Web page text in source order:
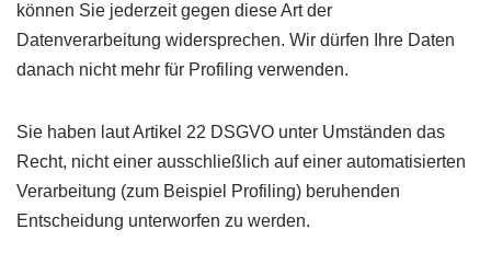
können Sie jederzeit gegen diese Art der
Datenverarbeitung widersprechen. Wir dürfen Ihre Daten
danach nicht mehr für Profiling verwenden.
Sie haben laut Artikel 22 DSGVO unter Umständen das
Recht, nicht einer ausschließlich auf einer automatisierten
Verarbeitung (zum Beispiel Profiling) beruhenden
Entscheidung unterworfen zu werden.